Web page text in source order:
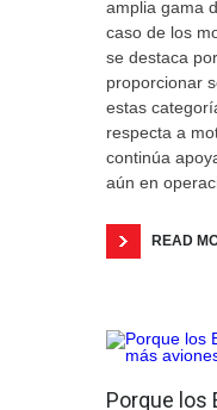
amplia gama
caso de los
se destaca
proporcionar
estas
respecta a
continúa
aún en
READ
Porque los